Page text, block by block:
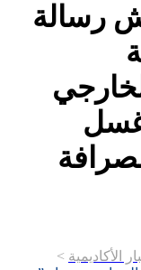
رسالة
الأكاديمية >